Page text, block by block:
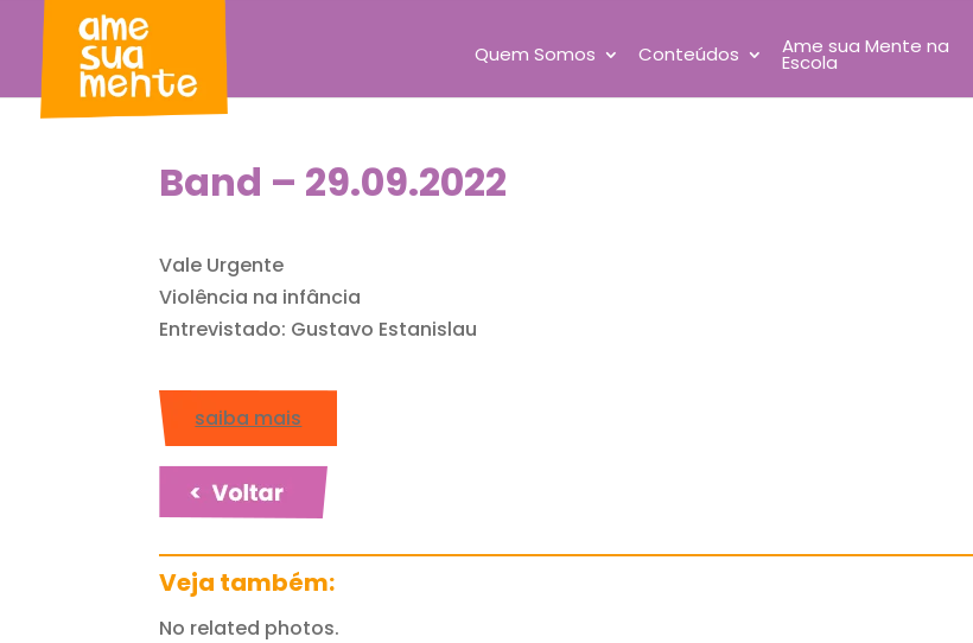
Quem Somos Conteúdos Ame sua Mente na
Escola
Band – 29.09.2022
Vale Urgente
Violência na infância
Entrevistado: Gustavo Estanislau
saiba mais
Veja também:
No related photos.